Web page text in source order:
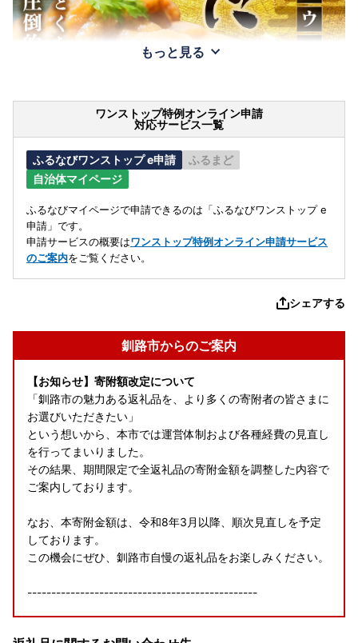
もっと見る
ワンストップ特例オンライン申請
対応サービス一覧
ふるなびワンストップ e申請
ふるまど
自治体マイページ
ふるなびマイページで申請できるのは「ふるなびワンストップ e
申請」です。
申請サービスの概要はワンストップ特例オンライン申請サービス
のご案内をご覧ください。
シェアする
釧路市からのご案内
【お知らせ】寄附額改定について
「釧路市の魅力ある返礼品を、より多くの寄附者の皆さまに
お選びいただきたい」
という想いから、本市では運営体制および各種経費の見直し
を行ってまいりました。
その結果、期間限定で全返礼品の寄附金額を調整した内容で
ご案内しております。
なお、本寄附金額は、令和8年3月以降、順次見直しを予定
しております。
この機会にぜひ、釧路市自慢の返礼品をお楽しみください。
------------------------------------------------